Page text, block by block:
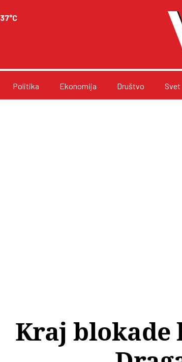
37°C
Politika Ekonomija Društvo Svet
Kraj blokade